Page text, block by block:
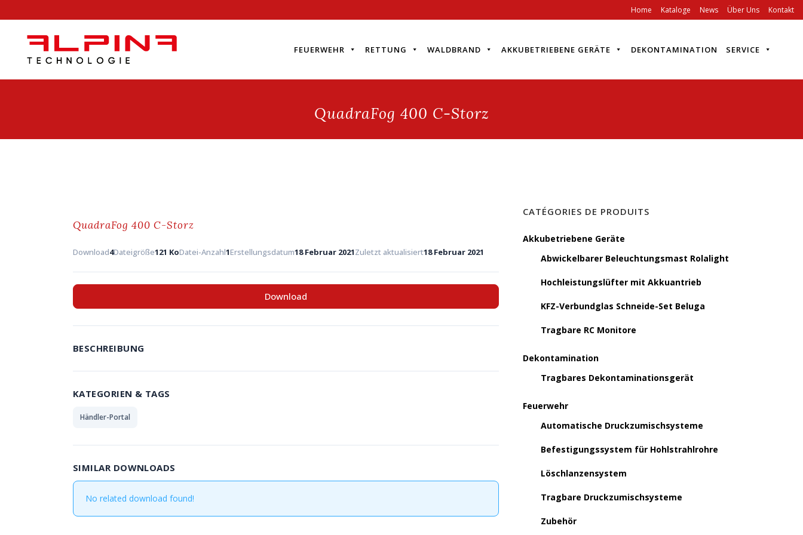
Home Kataloge News Über Uns Kontakt
FEUERWEHR RETTUNG WALDBRAND AKKUBETRIEBENE GERÄTE DEKONTAMINATION SERVICE
QuadraFog 400 C-Storz
QuadraFog 400 C-Storz
Download4Dateigröße121 KoDatei-Anzahl1Erstellungsdatum18 Februar 2021Zuletzt aktualisiert18 Februar 2021
Download
BESCHREIBUNG
KATEGORIEN & TAGS
Händler-Portal
SIMILAR DOWNLOADS
No related download found!
CATÉGORIES DE PRODUITS
Akkubetriebene Geräte
Abwickelbarer Beleuchtungsmast Rolalight
Hochleistungslüfter mit Akkuantrieb
KFZ-Verbundglas Schneide-Set Beluga
Tragbare RC Monitore
Dekontamination
Tragbares Dekontaminationsgerät
Feuerwehr
Automatische Druckzumischsysteme
Befestigungssystem für Hohlstrahlrohre
Löschlanzensystem
Tragbare Druckzumischsysteme
Zubehör